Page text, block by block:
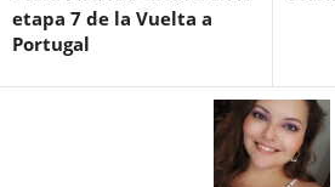
etapa 7 de la Vuelta a
Portugal